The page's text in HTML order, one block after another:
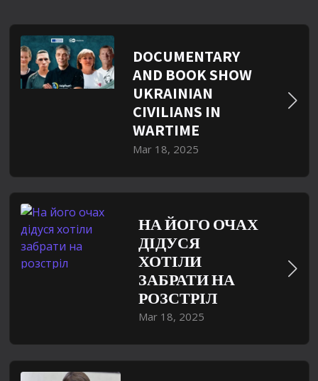
DOCUMENTARY
AND BOOK SHOW
UKRAINIAN
CIVILIANS IN
WARTIME
Mar 18, 2025
НА ЙОГО ОЧАХ
ДІДУСЯ
ХОТІЛИ
ЗАБРАТИ НА
РОЗСТРІЛ
Mar 18, 2025